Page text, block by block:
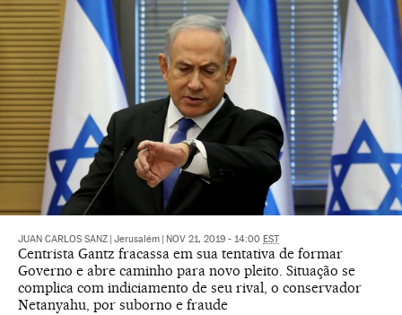
JUAN CARLOS SANZ Jerusalém NOV 21, 2019 - 14:00 EST
Centrista Gantz fracassa em sua tentativa de formar
Governo e abre caminho para novo pleito. Situação se
complica com indiciamento de seu rival, o conservador
Netanyahu, por suborno e fraude